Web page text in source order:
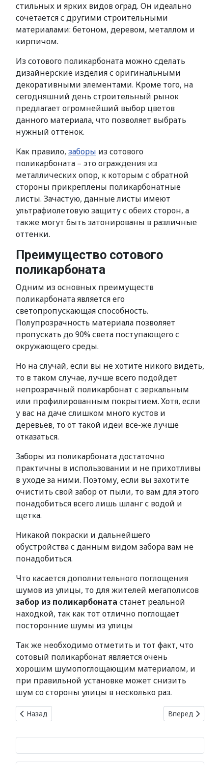
стильных и ярких видов оград. Он идеально
сочетается с другими строительными
материалами: бетоном, деревом, металлом и
кирпичом.
Из сотового поликарбоната можно сделать
дизайнерские изделия с оригинальными
декоративными элементами. Кроме того, на
сегодняшний день строительный рынок
предлагает огромнейший выбор цветов
данного материала, что позволяет выбрать
нужный оттенок.
Как правило, заборы из сотового
поликарбоната – это ограждения из
металлических опор, к которым с обратной
стороны прикреплены поликарбонатные
листы. Зачастую, данные листы имеют
ультрафиолетовую защиту с обеих сторон, а
также могут быть затонированы в различные
оттенки.
Преимущество сотового
поликарбоната
Одним из основных преимуществ
поликарбоната является его
светопропускающая способность.
Полупрозрачность материала позволяет
пропускать до 90% света поступающего с
окружающего среды.
Но на случай, если вы не хотите никого видеть,
то в таком случае, лучше всего подойдет
непрозрачный поликарбонат с зеркальным
или профилированным покрытием. Хотя, если
у вас на даче слишком много кустов и
деревьев, то от такой идеи все-же лучше
отказаться.
Заборы из поликарбоната достаточно
практичны в использовании и не прихотливы
в уходе за ними. Поэтому, если вы захотите
очистить свой забор от пыли, то вам для этого
понадобиться всего лишь шланг с водой и
щетка.
Никакой покраски и дальнейшего
обустройства с данным видом забора вам не
понадобиться.
Что касается дополнительного поглощения
шумов из улицы, то для жителей мегаполисов
забор из поликарбоната станет реальной
находкой, так как тот отлично поглощает
посторонние шумы из улицы
Так же необходимо отметить и тот факт, что
сотовый поликарбонат является очень
хорошим шумопоглощающим материалом, и
при правильной установке может снизить
шум со стороны улицы в несколько раз.
Предыдущий: Межевание земельных участков
Назад Следующий:
Вперед